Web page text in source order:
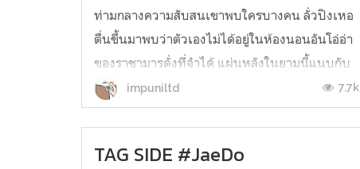
ท่ามกลางความสับสนเขาพบใครบางคน ลั่วปิงเหอ
ตื่นขึ้นมาพบว่าตัวเองไม่ได้อยู่ในห้องนอนอันโอ่อ่า
ของราชามารดั่งที่จำได้ แผ่นหลังในยามนี้แนบกับ
พื้นดินจนสัมผัสถึงไอเย็น เขายันตัวขึ้นมองไปรอบๆ
ปรับสายตากับความมืดที่รายล้อม ดวงจันทร์เต็ม
impuniltd 7.7k
TAG SIDE #JaeDo